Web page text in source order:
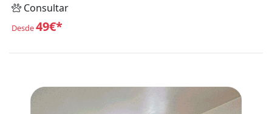
Consultar
Desde49€*